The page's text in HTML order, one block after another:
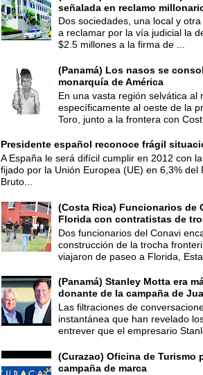
señalada en reclamo
Dos sociedades, una local y
a reclamar por la vía judicial la
$2.5 millones a la firma de ...
(Panamá) Los nasos se
monarquía de América
En una vasta región selvática al
específicamente al oeste de la
Toro, junto a la frontera con
Presidente español reconoce frágil
A España le será difícil cumplir en 2012 con
fijado por la Unión Europea (UE) en 6,3% del
Bruto...
(Costa Rica) Funcionarios de
Florida con contratistas de
Dos funcionarios del Conavi
construcción de la trocha
viajaron de paseo a Florida,
(Panamá) Stanley Motta era
donante de la campaña de
Las filtraciones de
instantánea que han revelado
entrever que el empresario
(Curazao) Oficina de Turismo
campaña de marca